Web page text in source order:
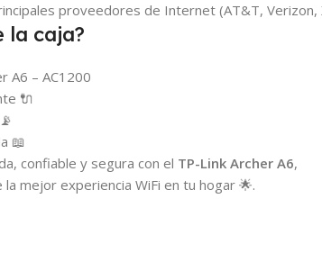
proveedores de Internet (AT&T, Verizon,
la caja?
A6 – AC1200
🔌
📖
confiable y segura con el TP-Link Archer A6,
mejor experiencia WiFi en tu hogar 🌟.